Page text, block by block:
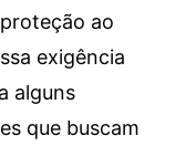
ao
exigência
alguns
que buscam